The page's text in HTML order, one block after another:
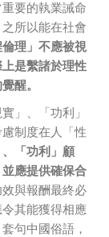
要的執業誡命
所以能在社會
倫理」不應被視
是繫諸於理性
醒。
」、「功利」
制度在人「性
「功利」顧
應提供確保合
與報酬最終必
其能獲得相應
句中國俗語，